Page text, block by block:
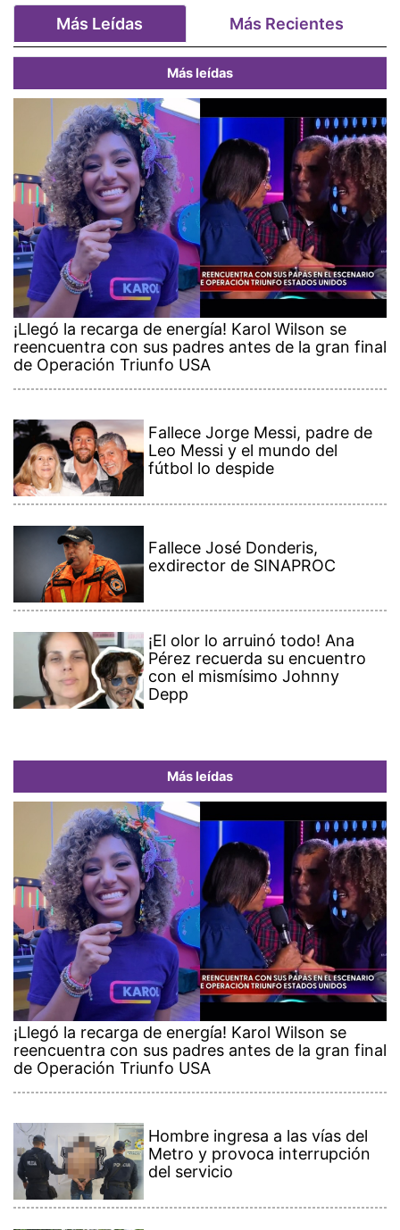
Más Leídas Más Recientes
Más leídas
¡Llegó la recarga de energía! Karol Wilson se
reencuentra con sus padres antes de la gran final
de Operación Triunfo USA
Fallece Jorge Messi, padre de
Leo Messi y el mundo del
fútbol lo despide
Fallece José Donderis,
exdirector de SINAPROC
¡El olor lo arruinó todo! Ana
Pérez recuerda su encuentro
con el mismísimo Johnny
Depp
Más leídas
¡Llegó la recarga de energía! Karol Wilson se
reencuentra con sus padres antes de la gran final
de Operación Triunfo USA
Hombre ingresa a las vías del
Metro y provoca interrupción
del servicio